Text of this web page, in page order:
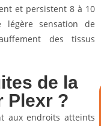
et persistent 8 à 10
sensation de
des tissus
de la
Plexr ?
aux endroits atteints